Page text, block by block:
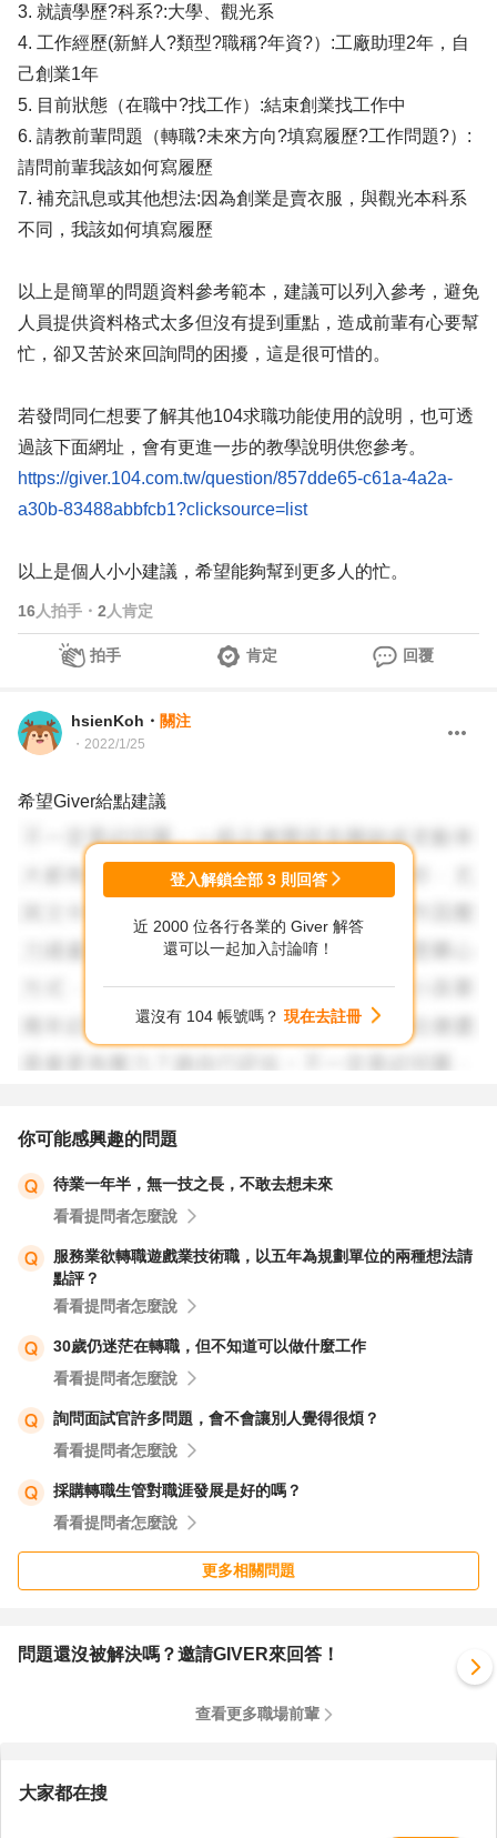
3. 就讀學歷?科系?:大學、觀光系
4. 工作經歷(新鮮人?類型?職稱?年資?）:工廠助理2年，自
己創業1年
5. 目前狀態（在職中?找工作）:結束創業找工作中
6. 請教前輩問題（轉職?未來方向?填寫履歷?工作問題?）:
請問前輩我該如何寫履歷
7. 補充訊息或其他想法:因為創業是賣衣服，與觀光本科系
不同，我該如何填寫履歷
以上是簡單的問題資料參考範本，建議可以列入參考，避免
人員提供資料格式太多但沒有提到重點，造成前輩有心要幫
忙，卻又苦於來回詢問的困擾，這是很可惜的。
若發問同仁想要了解其他104求職功能使用的說明，也可透
過該下面網址，會有更進一步的教學說明供您參考。
https://giver.104.com.tw/question/857dde65-c61a-4a2a-
a30b-83488abbfcb1?clicksource=list
以上是個人小小建議，希望能夠幫到更多人的忙。
16人拍手 ・ 2 人肯定
拍手 肯定 回覆
hsienKoh ・ 關注
・ 2022/1/25
希望Giver給點建議
登入解鎖全部 3 則回答
近 2000 位各行各業的 Giver 解答
還可以一起加入討論唷！
還沒有 104 帳號嗎？ 現在去註冊
你可能感興趣的問題
待業一年半，無一技之長，不敢去想未來
看看提問者怎麼說
服務業欲轉職遊戲業技術職，以五年為規劃單位的兩種想法請
點評？
看看提問者怎麼說
30歲仍迷茫在轉職，但不知道可以做什麼工作
看看提問者怎麼說
詢問面試官許多問題，會不會讓別人覺得很煩？
看看提問者怎麼說
採購轉職生管對職涯發展是好的嗎？
看看提問者怎麼說
更多相關問題
問題還沒被解決嗎？邀請GIVER來回答！
查看更多職場前輩
大家都在搜